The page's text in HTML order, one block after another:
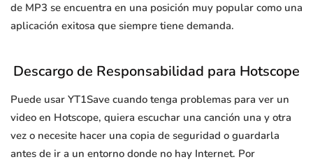
de MP3 se encuentra en una posición muy popular como una
aplicación exitosa que siempre tiene demanda.
Descargo de Responsabilidad para Hotscope
Puede usar YT1Save cuando tenga problemas para ver un
video en Hotscope, quiera escuchar una canción una y otra
vez o necesite hacer una copia de seguridad o guardarla
antes de ir a un entorno donde no hay Internet. Por